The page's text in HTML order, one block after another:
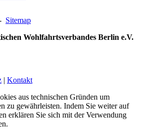
Sitemap
Wohlfahrtsverbandes Berlin e.V.
| Kontakt
aus technischen Gründen um
zu gewährleisten. Indem Sie weiter auf
erklären Sie sich mit der Verwendung